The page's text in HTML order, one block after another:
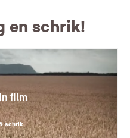
en schrik!
film
schrik